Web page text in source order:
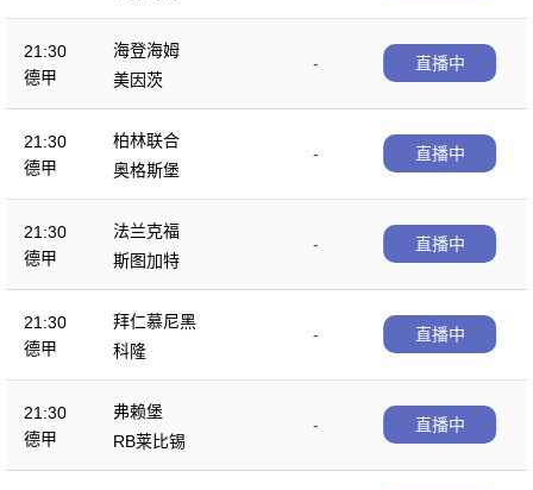
21:30
德甲
海登海姆
-
美因茨
直播中
21:30
德甲
柏林联合
-
奥格斯堡
直播中
21:30
德甲
法兰克福
-
斯图加特
直播中
21:30
德甲
拜仁慕尼黑
-
科隆
直播中
21:30
德甲
弗赖堡
-
RB莱比锡
直播中